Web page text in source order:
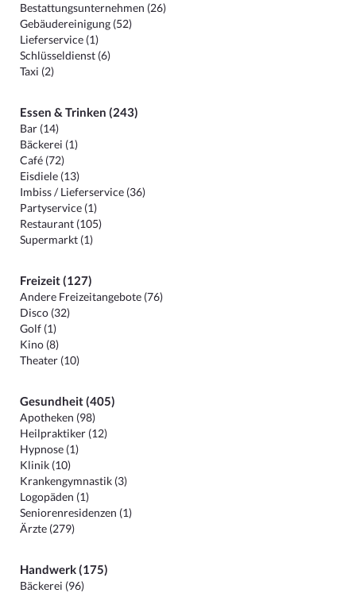
Bestattungsunternehmen (26)
Gebäudereinigung (52)
Lieferservice (1)
Schlüsseldienst (6)
Taxi (2)
Essen & Trinken (243)
Bar (14)
Bäckerei (1)
Café (72)
Eisdiele (13)
Imbiss / Lieferservice (36)
Partyservice (1)
Restaurant (105)
Supermarkt (1)
Freizeit (127)
Andere Freizeitangebote (76)
Disco (32)
Golf (1)
Kino (8)
Theater (10)
Gesundheit (405)
Apotheken (98)
Heilpraktiker (12)
Hypnose (1)
Klinik (10)
Krankengymnastik (3)
Logopäden (1)
Seniorenresidenzen (1)
Ärzte (279)
Handwerk (175)
Bäckerei (96)